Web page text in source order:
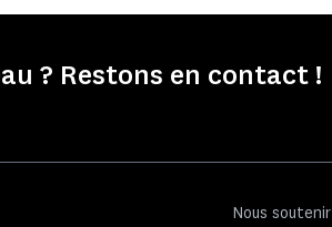
? Restons en contact !
Nous soutenir